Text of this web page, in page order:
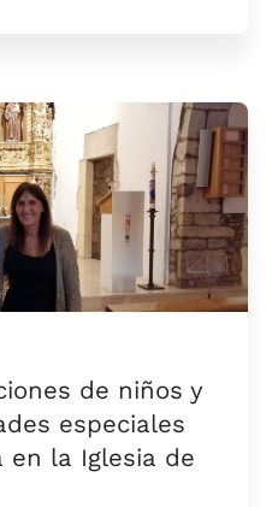
de niños y
especiales
en la Iglesia de